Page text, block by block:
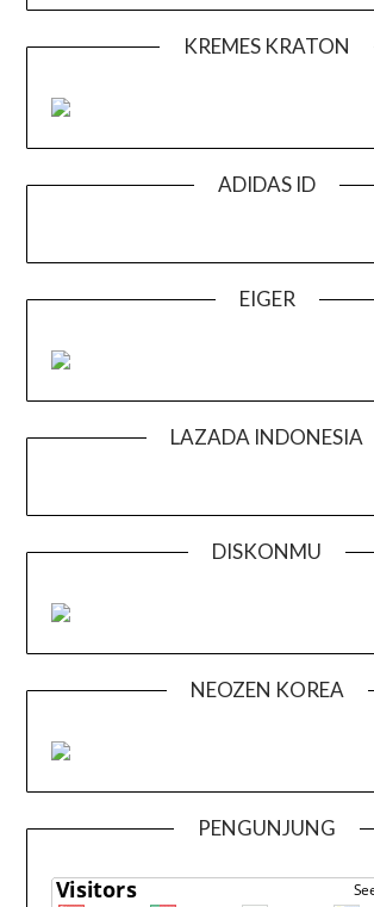
KREMES KRATON
ADIDAS ID
EIGER
LAZADA INDONESIA
DISKONMU
NEOZEN KOREA
PENGUNJUNG